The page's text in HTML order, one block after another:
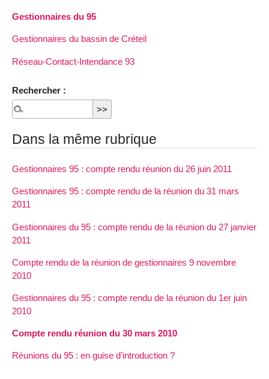
Gestionnaires du 95
Gestionnaires du bassin de Créteil
Réseau-Contact-Intendance 93
Rechercher :
Dans la même rubrique
Gestionnaires 95 : compte rendu réunion du 26 juin 2011
Gestionnaires 95 : compte rendu de la réunion du 31 mars
2011
Gestionnaires du 95 : compte rendu de la réunion du 27 janvier
2011
Compte rendu de la réunion de gestionnaires 9 novembre
2010
Gestionnaires du 95 : compte rendu de la réunion du 1er juin
2010
Compte rendu réunion du 30 mars 2010
Réunions du 95 : en guise d’introduction ?